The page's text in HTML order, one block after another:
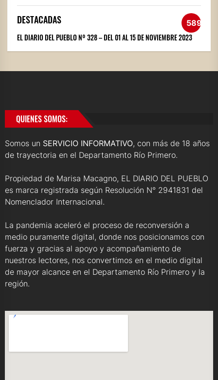
DESTACADAS 589
EL DIARIO DEL PUEBLO Nº 328 – DEL 01 AL 15 DE NOVIEMBRE 2023
QUIENES SOMOS:
Somos un SERVICIO INFORMATIVO, con más de 18 años
de trayectoria en el Departamento Río Primero.
Propiedad de Marisa Macagno, EL DIARIO DEL PUEBLO
es marca registrada según Resolución N° 2941831 del
Nomenclador Internacional.
La pandemia aceleró el proceso de reconversión a
medio puramente digital, donde nos posicionamos con
fuerza y gracias al apoyo y acompañamiento de
nuestros lectores, nos convertimos en el medio digital
de mayor alcance en el Departamento Río Primero y la
región.